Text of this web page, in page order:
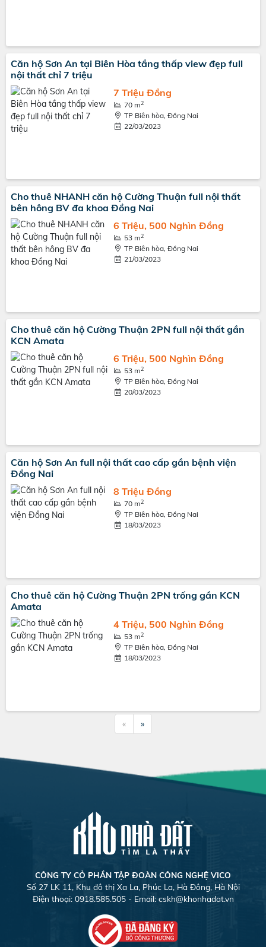
Căn hộ Sơn An tại Biên Hòa tầng thấp view đẹp full
nội thất chỉ 7 triệu
7 Triệu Đồng
70 m2
TP Biên hòa, Đồng Nai
22/03/2023
Cho thuê NHANH căn hộ Cường Thuận full nội thất
bên hông BV đa khoa Đồng Nai
6 Triệu, 500 Nghìn Đồng
53 m2
TP Biên hòa, Đồng Nai
21/03/2023
Cho thuê căn hộ Cường Thuận 2PN full nội thất gần
KCN Amata
6 Triệu, 500 Nghìn Đồng
53 m2
TP Biên hòa, Đồng Nai
20/03/2023
Căn hộ Sơn An full nội thất cao cấp gần bệnh viện
Đồng Nai
8 Triệu Đồng
70 m2
TP Biên hòa, Đồng Nai
18/03/2023
Cho thuê căn hộ Cường Thuận 2PN trống gần KCN
Amata
4 Triệu, 500 Nghìn Đồng
53 m2
TP Biên hòa, Đồng Nai
18/03/2023
« »
CÔNG TY CỎ PHẦN TẬP ĐOÀN CÔNG NGHỆ VICO
Số 27 LK 11, Khu đô thị Xa La, Phúc La, Hà Đông, Hà Nội
Điện thoại: 0918.585.505 - Email: cskh@khonhadat.vn